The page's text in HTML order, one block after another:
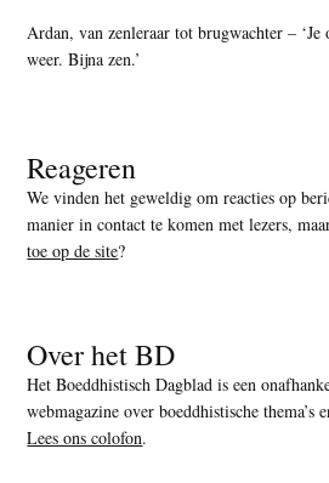
Ardan, van zenleraar tot brugwachter –
weer. Bijna zen.’
Reageren
We vinden het geweldig om reacties op
manier in contact te komen met lezers,
toe op de site?
Over het BD
Het Boeddhistisch Dagblad is een
webmagazine over boeddhistische thema’s
Lees ons colofon.